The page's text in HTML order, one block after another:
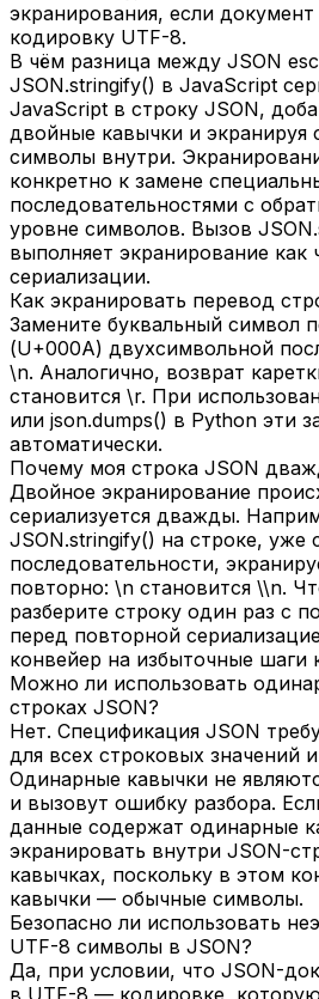
экранирования, если документ
кодировку UTF-8.
В чём разница между JSON
JSON.stringify() в JavaScript
JavaScript в строку JSON,
двойные кавычки и экранируя
символы внутри.
конкретно к замене
последовательностями с
уровне символов. Вызов
выполняет экранирование как
сериализации.
Как экранировать перевод
Замените буквальный символ
(U+000A) двухсимвольной
\n. Аналогично, возврат
становится \r. При
или json.dumps() в Python эти
автоматически.
Почему моя строка JSON
Двойное экранирование
сериализуется дважды.
JSON.stringify() на строке, уже
последовательности,
повторно: \n становится \\n.
разберите строку один раз с
перед повторной
конвейер на избыточные шаги
Можно ли использовать
строках JSON?
Нет. Спецификация JSON
для всех строковых значений
Одинарные кавычки не
и вызовут ошибку разбора.
данные содержат одинарные
экранировать внутри JSON-
кавычках, поскольку в этом
кавычки — обычные символы.
Безопасно ли использовать
UTF-8 символы в JSON?
Да, при условии, что JSON-
в UTF-8 — кодировке, которую